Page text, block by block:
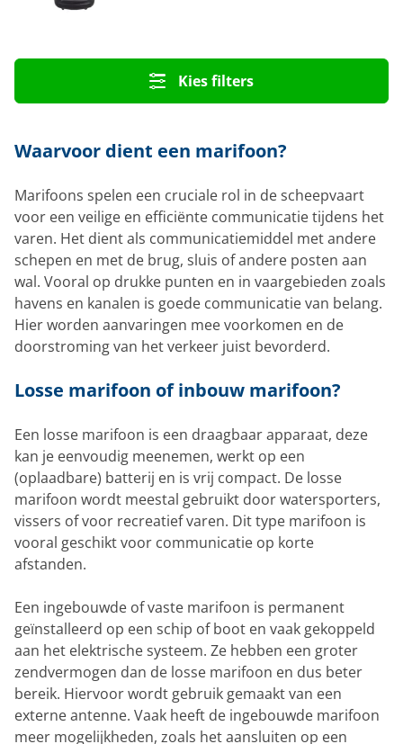
Kies filters
Waarvoor dient een marifoon?
Marifoons spelen een cruciale rol in de scheepvaart
voor een veilige en efficiënte communicatie tijdens het
varen. Het dient als communicatiemiddel met andere
schepen en met de brug, sluis of andere posten aan
wal. Vooral op drukke punten en in vaargebieden zoals
havens en kanalen is goede communicatie van belang.
Hier worden aanvaringen mee voorkomen en de
doorstroming van het verkeer juist bevorderd.
Losse marifoon of inbouw marifoon?
Een losse marifoon is een draagbaar apparaat, deze
kan je eenvoudig meenemen, werkt op een
(oplaadbare) batterij en is vrij compact. De losse
marifoon wordt meestal gebruikt door watersporters,
vissers of voor recreatief varen. Dit type marifoon is
vooral geschikt voor communicatie op korte
afstanden.
Een ingebouwde of vaste marifoon is permanent
geïnstalleerd op een schip of boot en vaak gekoppeld
aan het elektrische systeem. Ze hebben een groter
zendvermogen dan de losse marifoon en dus beter
bereik. Hiervoor wordt gebruik gemaakt van een
externe antenne. Vaak heeft de ingebouwde marifoon
meer mogelijkheden, zoals het aansluiten op een